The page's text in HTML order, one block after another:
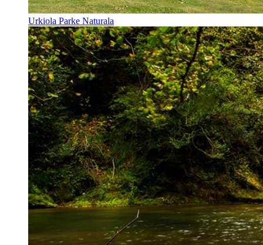
Urkiola Parke Naturala